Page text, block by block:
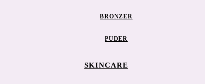
BRONZER
PUDER
SKINCARE